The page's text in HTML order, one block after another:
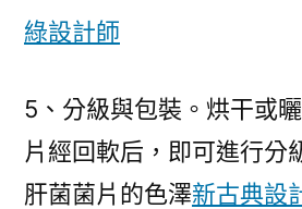
綠設計師
5、分級與包裝。烘干或
片經回軟后，即可進行分
肝菌菌片的色澤新古典設